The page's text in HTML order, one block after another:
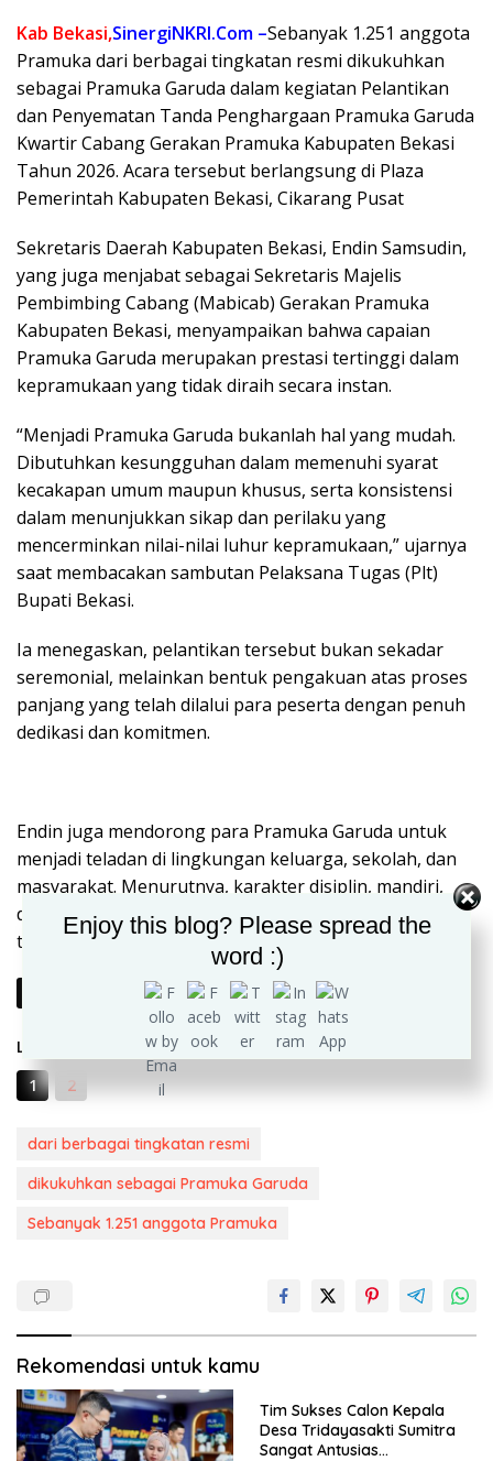
e
b
o
o
k
itt
er
at
s
A
p
p
e e
gr
a
m
ar
e
Kab Bekasi,SinergiNKRI.Com –Sebanyak 1.251 anggota
Pramuka dari berbagai tingkatan resmi dikukuhkan
sebagai Pramuka Garuda dalam kegiatan Pelantikan
dan Penyematan Tanda Penghargaan Pramuka Garuda
Kwartir Cabang Gerakan Pramuka Kabupaten Bekasi
Tahun 2026. Acara tersebut berlangsung di Plaza
Pemerintah Kabupaten Bekasi, Cikarang Pusat
Sekretaris Daerah Kabupaten Bekasi, Endin Samsudin,
yang juga menjabat sebagai Sekretaris Majelis
Pembimbing Cabang (Mabicab) Gerakan Pramuka
Kabupaten Bekasi, menyampaikan bahwa capaian
Pramuka Garuda merupakan prestasi tertinggi dalam
kepramukaan yang tidak diraih secara instan.
“Menjadi Pramuka Garuda bukanlah hal yang mudah.
Dibutuhkan kesungguhan dalam memenuhi syarat
kecakapan umum maupun khusus, serta konsistensi
dalam menunjukkan sikap dan perilaku yang
mencerminkan nilai-nilai luhur kepramukaan,” ujarnya
saat membacakan sambutan Pelaksana Tugas (Plt)
Bupati Bekasi.
Ia menegaskan, pelantikan tersebut bukan sekadar
seremonial, melainkan bentuk pengakuan atas proses
panjang yang telah dilalui para peserta dengan penuh
dedikasi dan komitmen.
Endin juga mendorong para Pramuka Garuda untuk
menjadi teladan di lingkungan keluarga, sekolah, dan
masyarakat. Menurutnya, karakter disiplin, mandiri,
dan kontribusi nyata menjadi hal penting yang harus
terus dijaga dan dikembangkan.
Laman:
1
2
dari berbagai tingkatan resmi
dikukuhkan sebagai Pramuka Garuda
Sebanyak 1.251 anggota Pramuka
Rekomendasi untuk kamu
Tim Sukses Calon Kepala
Desa Tridayasakti Sumitra
Sangat Antusias
Enjoy this blog? Please spread the
word :)